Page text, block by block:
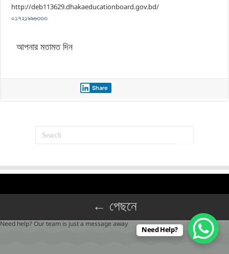
http://deb113629.dhakaeducationboard.gov.bd/
০১৭২১৯৯৬৩৩৩
আপনার মতামত দিন
Share
← পেছনে
Need Help?
Need help? Our team is just a message away